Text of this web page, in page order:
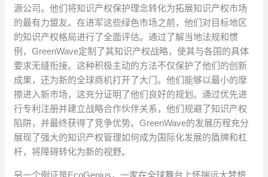
源公司。他们将知识产权保护理念转化为拓展知识产权市场
的最有力盟友。在进军这些绿色市场之前，他们对目标地区
的知识产权格局进行了全面评估。通过了解当地法规和惯
例，GreenWave定制了其知识产权战略，使其与各国的具体
要求无缝衔接。这种积极主动的方法不仅保护了他们的创新
成果，还为新的全球商机打开了大门。他们能够以最小的摩
擦进入新市场，这充分证明了他们良好的规划。通过优先进
行专利注册并建立战略合作伙伴关系，他们规避了知识产权
陷阱，并最终获得了竞争优势。GreenWave的发展历程充分
展现了强大的知识产权管理如何成为国际化发展的盾牌和杠
杆，将障碍转化为新的视野。